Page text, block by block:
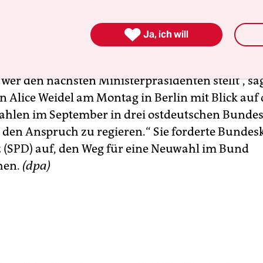
nach den starken Zugewinnen bei der
des Landes ihren Anspruch unterstrichen,
den nächsten Ministerpräsidenten stellt“,
Alice Weidel am Montag in Berlin mit Blick auf
im September in drei ostdeutschen
den Anspruch zu regieren.“ Sie forderte
(SPD) auf, den Weg für eine Neuwahl im Bund
(dpa)
 Ja, ich will